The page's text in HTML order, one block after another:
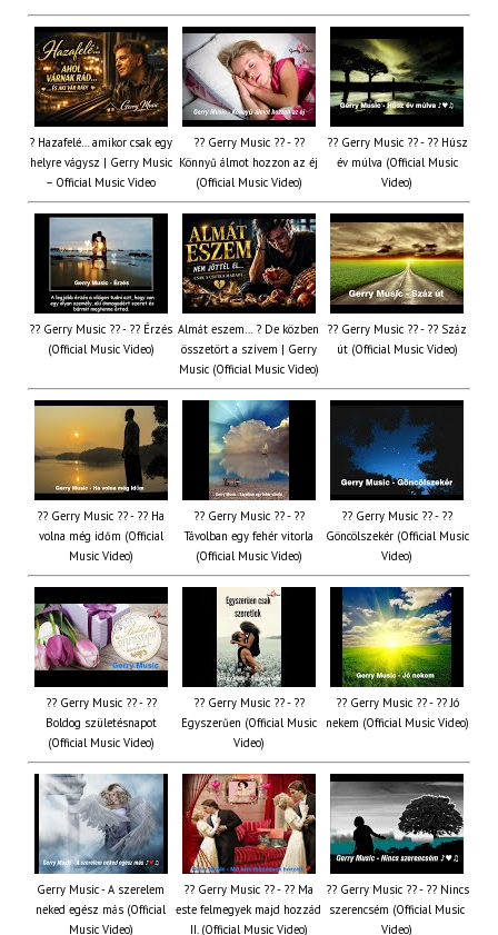
? Hazafelé… amikor csak egy
helyre vágysz | Gerry Music
– Official Music Video
?? Gerry Music ?? - ??
Könnyű álmot hozzon az éj
(Official Music Video)
?? Gerry Music ?? - ?? Húsz
év múlva (Official Music
Video)
?? Gerry Music ?? - ?? Érzés
(Official Music Video)
Almát eszem… ? De közben
összetört a szívem | Gerry
Music (Official Music Video)
?? Gerry Music ?? - ?? Száz
út (Official Music Video)
?? Gerry Music ?? - ?? Ha
volna még időm (Official
Music Video)
?? Gerry Music ?? - ??
Távolban egy fehér vitorla
(Official Music Video)
?? Gerry Music ?? - ??
Göncölszekér (Official Music
Video)
?? Gerry Music ?? - ??
Boldog születésnapot
(Official Music Video)
?? Gerry Music ?? - ??
Egyszerűen (Official Music
Video)
?? Gerry Music ?? - ?? Jó
nekem (Official Music Video)
Gerry Music - A szerelem
neked egész más (Official
Music Video)
?? Gerry Music ?? - ?? Ma
este felmegyek majd hozzád
II. (Official Music Video)
?? Gerry Music ?? - ?? Nincs
szerencsém (Official Music
Video)